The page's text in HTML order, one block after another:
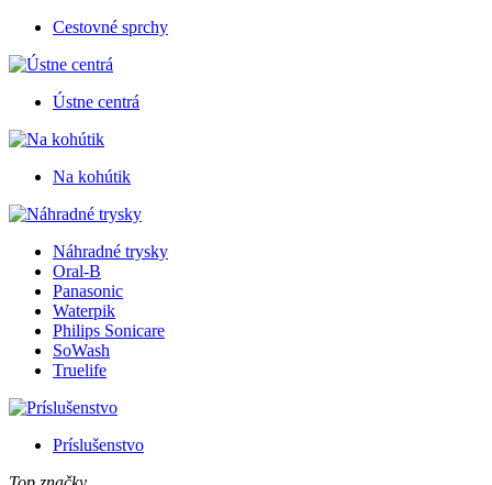
Cestovné sprchy
Ústne centrá
Na kohútik
Náhradné trysky
Oral-B
Panasonic
Waterpik
Philips Sonicare
SoWash
Truelife
Príslušenstvo